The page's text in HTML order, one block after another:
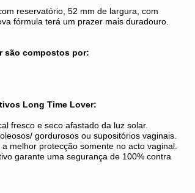
reservatório, 52 mm de largura, com
fórmula terá um prazer mais duradouro.
são compostos por:
Long Time Lover:
fresco e seco afastado da luz solar.
gordurosos ou supositórios vaginais.
melhor protecção somente no acto vaginal.
garante uma segurança de 100% contra